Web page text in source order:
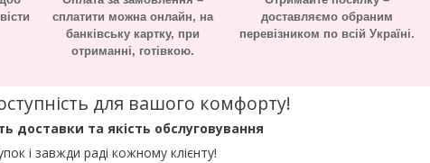
сплатити можна онлайн, на
банківську картку, при
отриманні, готівкою.
доставляємо обраним
перевізником по всій Україні.
для вашого комфорту!
доставки та якість обслуговування
і завжди раді кожному клієнту!